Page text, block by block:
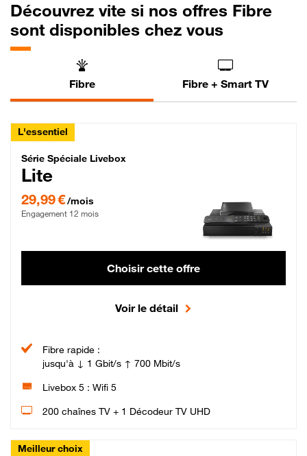
Découvrez vite si nos offres Fibre
sont disponibles chez vous
Fibre Fibre + Smart TV
L'essentiel
Série Spéciale Livebox Lite Fibre
Série Spéciale Livebox
Lite
29,99 €/mois
Engagement 12 mois
Choisir cette offre
Voir le détail
Fibre rapide :
jusqu'à ↓ 1 Gbit/s ↑ 700 Mbit/s
Livebox 5 : Wifi 5
200 chaînes TV + 1 Décodeur TV UHD
Meilleur choix